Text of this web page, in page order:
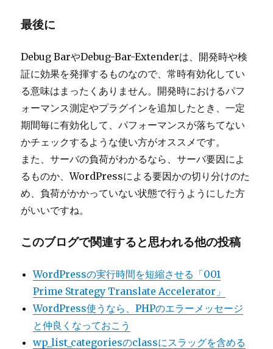
最後に
Debug BarやDebug-Bar-Extenderは、開発時や検
証に効果を発揮するものなので、常時有効化してい
る意味はまったくありません。開発時におけるパフ
ォーマンス測定やプラグインを追加したとき、一定
期間毎に有効化して、パフォーマンスが落ちてない
かチェックするような使い方がオススメです。
また、サーバの負荷がわかるなら、サーバ要因によ
るものか、WordPressによる要因かの切り分けのた
め、負荷がかかっていない状態で行うようにした方
がいいですね。
このブログで関連すると思われる他の投稿
WordPressの実行時間を短縮させる「001
Prime Strategy Translate Accelerator」
WordPress使うなら、PHPのエラーメッセージ
と仲良くなっておこう
wp_list_categoriesのclassにスラッグを含める